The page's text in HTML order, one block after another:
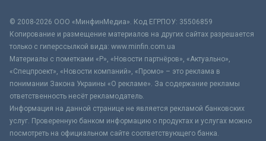
© 2008-2026 ООО «МинфинМедиа». Код ЕГРПОУ: 35506859
Копирование и размещение материалов на других сайтах разрешается
только с гиперссылкой вида: www.minfin.com.ua
Материалы с пометками «Р», «Новости партнёров», «Актуально»,
«Спецпроект», «Новости компаний», «Промо» – это реклама в
понимании Закона Украины «О рекламе». За содержание рекламы
ответственность несёт рекламодатель.
Информация на данной странице не является рекламой банковских
услуг. Проверенную банком информацию о продуктах и услугах можно
посмотреть на официальном сайте соответствующего банка.